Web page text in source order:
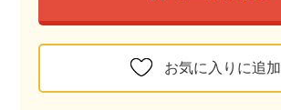
お気に入りに追加